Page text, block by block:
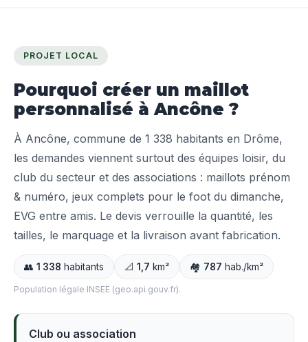
PROJET LOCAL
Pourquoi créer un maillot
personnalisé à Ancône ?
À Ancône, commune de 1 338 habitants en Drôme,
les demandes viennent surtout des équipes loisir, du
club du secteur et des associations : maillots prénom
& numéro, jeux complets pour le foot du dimanche,
EVG entre amis. Le devis verrouille la quantité, les
tailles, le marquage et la livraison avant fabrication.
👥 1 338 habitants 📐 1,7 km² 🏘️ 787 hab./km²
Population légale INSEE (geo.api.gouv.fr).
Club ou association